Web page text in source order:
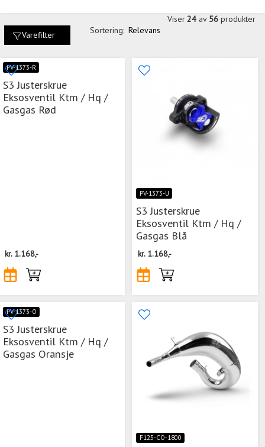
Varefilter Sortering: Relevans
Viser 24 av 56 produkter
PV-1373-R
S3 Justerskrue
Eksosventil Ktm / Hq /
Gasgas Rød
kr. 1.168,-
PV-1373-U
S3 Justerskrue
Eksosventil Ktm / Hq /
Gasgas Blå
kr. 1.168,-
PV-1373-O
S3 Justerskrue
Eksosventil Ktm / Hq /
Gasgas Oransje
F125-CO-1800